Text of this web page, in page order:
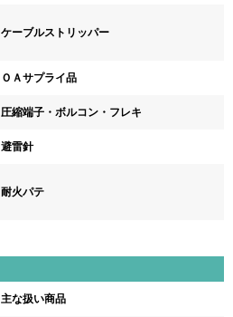
ケーブルストリッパー
ＯＡサプライ品
圧縮端子・ボルコン・フレキ
避雷針
耐火パテ
主な扱い商品